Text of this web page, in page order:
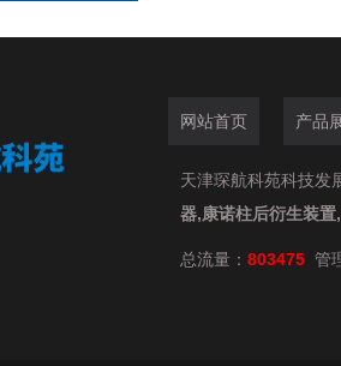
网站首页 产品
天津琛航科苑科技发
器,康诺柱后衍生装
总流量： 803475 管